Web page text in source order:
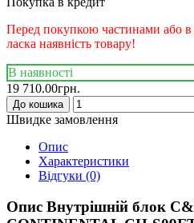
Перед покупкою частинами або в
ласка наявність товару!
В наявності
19 710.00грн.
До кошика
Швидке замовлення
Опис
Характеристики
Відгуки (0)
Опис Внутрішній блок